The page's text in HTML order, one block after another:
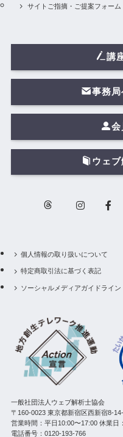
サイトご指摘・ご提案フォーム
講
事務
会
ウェ
個人情報の取り扱いについて
特定商取引法に基づく表記
ソーシャルメディアガイドライン
一般社団法人ウェブ解析士協会
〒160-0023 東京都新宿区西新宿8-
営業時間：平日10:00〜17:00 休業日
電話番号：0120-193-766